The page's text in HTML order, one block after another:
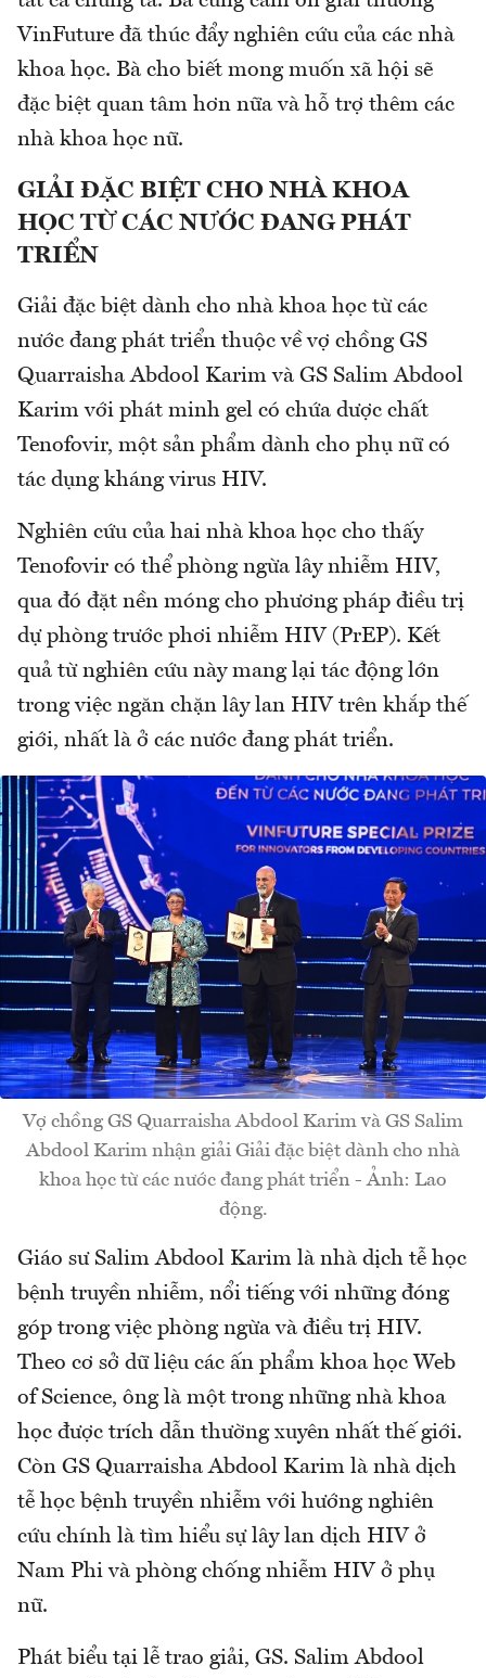
VinFuture đã thúc đẩy nghiên cứu của các nhà
khoa học. Bà cho biết mong muốn xã hội sẽ
đặc biệt quan tâm hơn nữa và hỗ trợ thêm các
nhà khoa học nữ.
GIẢI ĐẶC BIỆT CHO NHÀ KHOA
HỌC TỪ CÁC NƯỚC ĐANG PHÁT
TRIỂN
Giải đặc biệt dành cho nhà khoa học từ các
nước đang phát triển thuộc về vợ chồng GS
Quarraisha Abdool Karim và GS Salim Abdool
Karim với phát minh gel có chứa dược chất
Tenofovir, một sản phẩm dành cho phụ nữ có
tác dụng kháng virus HIV.
Nghiên cứu của hai nhà khoa học cho thấy
Tenofovir có thể phòng ngừa lây nhiễm HIV,
qua đó đặt nền móng cho phương pháp điều trị
dự phòng trước phơi nhiễm HIV (PrEP). Kết
quả từ nghiên cứu này mang lại tác động lớn
trong việc ngăn chặn lây lan HIV trên khắp thế
giới, nhất là ở các nước đang phát triển.
Vợ chồng GS Quarraisha Abdool Karim và GS Salim
Abdool Karim nhận giải Giải đặc biệt dành cho nhà
khoa học từ các nước đang phát triển - Ảnh: Lao
động.
Giáo sư Salim Abdool Karim là nhà dịch tễ học
bệnh truyền nhiễm, nổi tiếng với những đóng
góp trong việc phòng ngừa và điều trị HIV.
Theo cơ sở dữ liệu các ấn phẩm khoa học Web
of Science, ông là một trong những nhà khoa
học được trích dẫn thường xuyên nhất thế giới.
Còn GS Quarraisha Abdool Karim là nhà dịch
tễ học bệnh truyền nhiễm với hướng nghiên
cứu chính là tìm hiểu sự lây lan dịch HIV ở
Nam Phi và phòng chống nhiễm HIV ở phụ
nữ.
Phát biểu tại lễ trao giải, GS. Salim Abdool